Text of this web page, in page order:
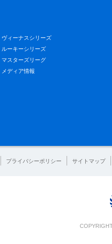
ヴィーナスシリーズ
ルーキーシリーズ
マスターズリーグ
メディア情報
プライバシーポリシー サイトマップ